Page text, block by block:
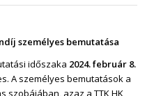
személyes bemutatása
időszaka 2024. február 8.
A személyes bemutatások a